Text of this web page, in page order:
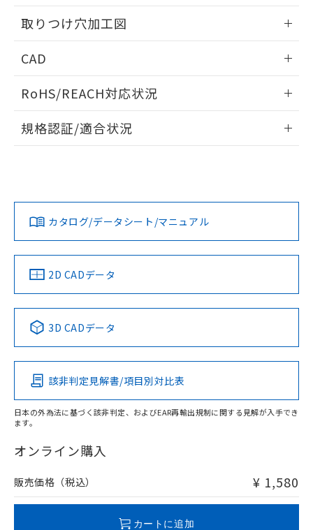
取りつけ穴加工図
CAD
ドすることができます。
ログイン/会員登録
ダウンロードデータをご利用いただく前に、以下を必ずお読
みください。
ソフトウェアの使用条件
RoHS/REACH対応状況
EU RoHS 注意事項・凡例
対応済み
中国 RoHS 注意事項・凡例
Pb Hg Cd Cr(VI)
O
在庫等で未対応品が混在する可能性があります。
問い合わせください。
規格認証/適合状況
LR型式承認
（イギリス
船舶規格）
DNV型式承認
（ノルウェー
BV型式承認
（フランス
KR型式
（韓国
No No No No
この製品の規格認証/適合状況ページへ
その他の認証はこちらのページからご検索ください
カタログ/データシート/マニュアル
2D CADデータ
3D CADデータ
該非判定見解書/項目別対比表
日本の外為法に基づく該非判定、およびEAR再輸出規制に関する見解が入手でき
ます。
オンライン購入
販売価格（税込） ¥ 1,580
カートに追加
の共同利用に関して"
用者の範囲」に記載されている法人を
EU RoHS指令（10物質）の非含有証明書
51物質の非含有証明書（当社基準）
※本証明書は発行日時点で非含有を証明す
物質の対応では、対応完了までの期間は出
荷製品に未対応品が混在することから備考
欄に対応日を記載しておりました。
既に当社にて対応品への在庫切替を完了